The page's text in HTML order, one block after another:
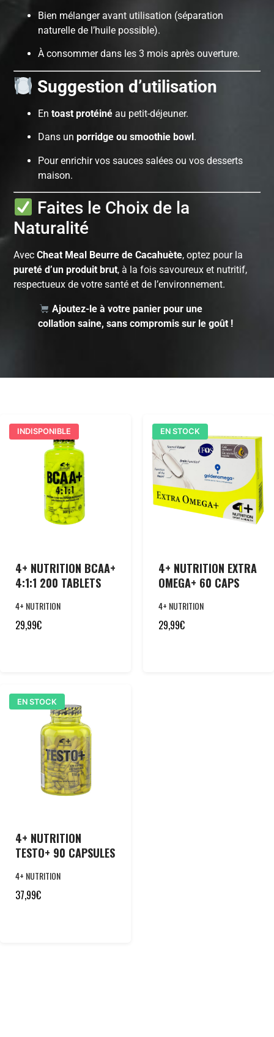
Bien mélanger avant utilisation (séparation
naturelle de l’huile possible).
À consommer dans les 3 mois après ouverture.
Suggestion d’utilisation
Entoast protéiné au petit-déjeuner.
Dans unporridge ou smoothie bowl .
Pour enrichir vos sauces salées ou vos desserts
maison.
Faites le Choix de la
Naturalité
AvecCheat Meal Beurre de Cacahuète, optez pour la
pureté d’un produit brut, à la fois savoureux et nutritif,
respectueux de votre santé et de l’environnement.
Ajoutez-le à votre panier pour une
collation saine, sans compromis sur le goût !
INDISPONIBLE
4+ NUTRITION BCAA+
4:1:1 200 TABLETS
4+ NUTRITION
29,99€
EN STOCK
4+ NUTRITION EXTRA
OMEGA+ 60 CAPS
4+ NUTRITION
29,99€
EN STOCK
4+ NUTRITION
TESTO+ 90 CAPSULES
4+ NUTRITION
37,99€